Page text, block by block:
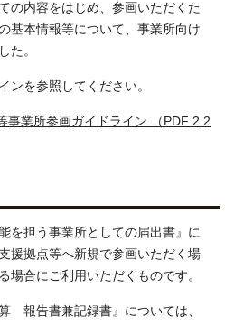
の内容をはじめ、参画いただくた
基本情報等について、事業所向け
た。
ンを参照してください。
事業所参画ガイドライン （PDF 2.2
を担う事業所としての届出書』に
援拠点等へ新規で参画いただく場
場合にご利用いただくものです。
報告書兼記録書』については、